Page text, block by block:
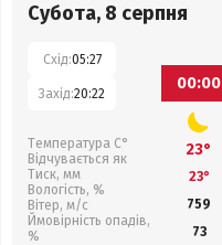
Субота, 8 серпня
Схід:05:27
Захід:20:22
Температура С°
Відчувається як
Тиск, мм
Вологість, %
Вітер, м/с
Ймовірність опадів,
%
00:00
23°
23°
759
73